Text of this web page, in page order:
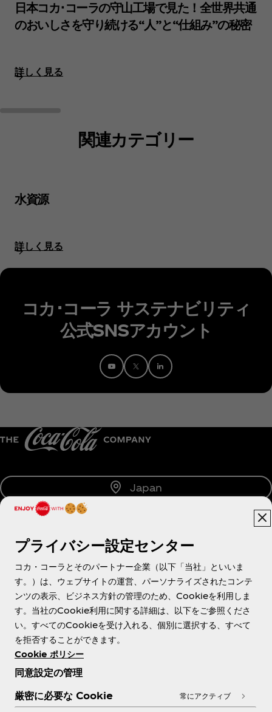
日本コカ･コーラの守山工場で見た！全世界共通
のおいしさを守り続ける“人”と“仕組み”の秘密
詳しく見る
関連カテゴリー
水資源
詳しく見る
コカ･コーラ サステナビリティ
公式SNSアカウント
Japan
About us
Need help?
各種ポリシー
プライバシー設定センター
コカ・コーラとそのパートナー企業（以下「当社」といいま
す。）は、ウェブサイトの運営、パーソナライズされたコンテ
ンツの表示、ビジネス方針の管理のため、Cookieを利用しま
す。当社のCookie利用に関する詳細は、以下をご参照くださ
い。すべてのCookieを受け入れる、個別に選択する、すべて
を拒否することができます。
Cookie ポリシー
同意設定の管理
厳密に必要な Cookie
常にアクティブ